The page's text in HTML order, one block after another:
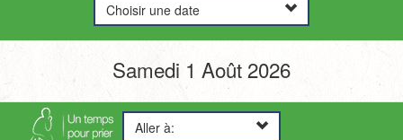
Choisir une date
Samedi 1 Août 2026
Aller à: